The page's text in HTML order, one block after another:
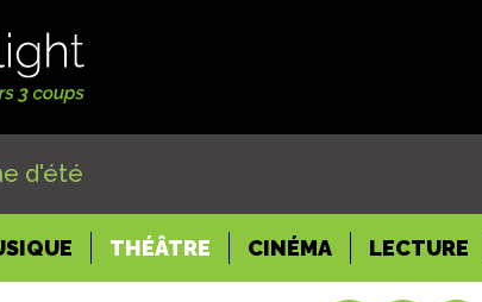
d'été
THÉÂTRE CINÉMA LECTURE